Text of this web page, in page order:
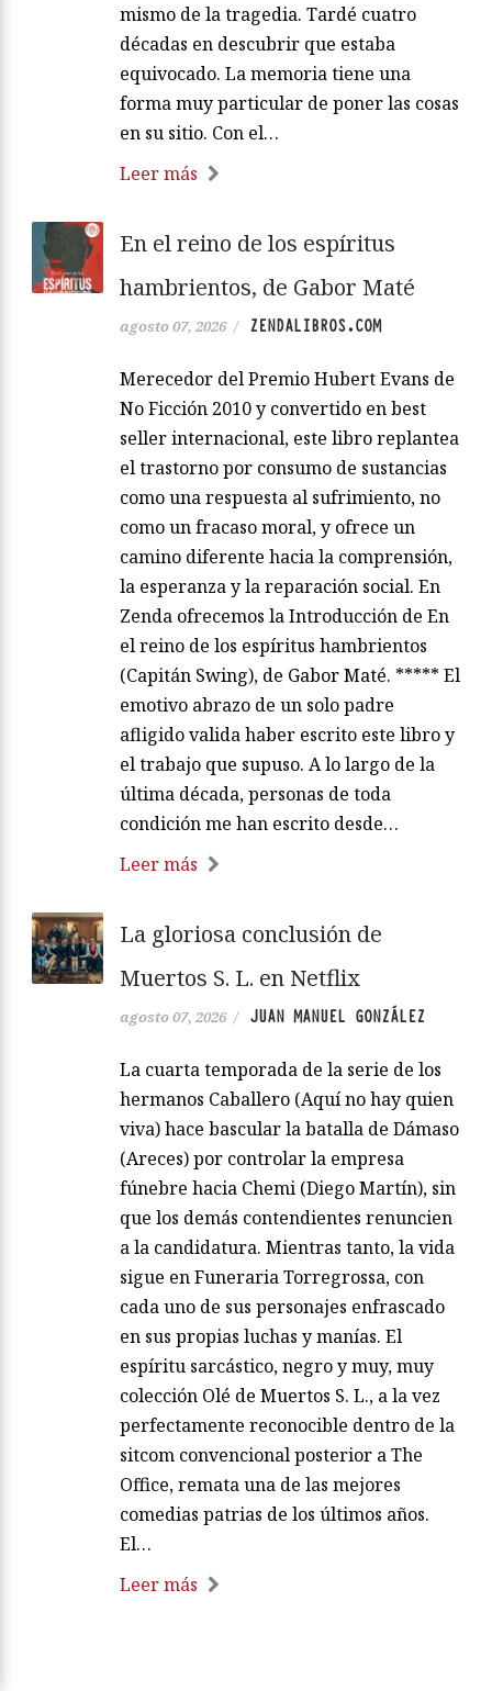
mismo de la tragedia. Tardé cuatro
décadas en descubrir que estaba
equivocado. La memoria tiene una
forma muy particular de poner las cosas
en su sitio. Con el…
Leer más
En el reino de los espíritus
hambrientos, de Gabor Maté
agosto 07, 2026 / ZENDALIBROS.COM
Merecedor del Premio Hubert Evans de
No Ficción 2010 y convertido en best
seller internacional, este libro replantea
el trastorno por consumo de sustancias
como una respuesta al sufrimiento, no
como un fracaso moral, y ofrece un
camino diferente hacia la comprensión,
la esperanza y la reparación social. En
Zenda ofrecemos la Introducción de En
el reino de los espíritus hambrientos
(Capitán Swing), de Gabor Maté. ***** El
emotivo abrazo de un solo padre
afligido valida haber escrito este libro y
el trabajo que supuso. A lo largo de la
última década, personas de toda
condición me han escrito desde…
Leer más
La gloriosa conclusión de
Muertos S. L. en Netflix
agosto 07, 2026 / JUAN MANUEL GONZÁLEZ
La cuarta temporada de la serie de los
hermanos Caballero (Aquí no hay quien
viva) hace bascular la batalla de Dámaso
(Areces) por controlar la empresa
fúnebre hacia Chemi (Diego Martín), sin
que los demás contendientes renuncien
a la candidatura. Mientras tanto, la vida
sigue en Funeraria Torregrossa, con
cada uno de sus personajes enfrascado
en sus propias luchas y manías. El
espíritu sarcástico, negro y muy, muy
colección Olé de Muertos S. L., a la vez
perfectamente reconocible dentro de la
sitcom convencional posterior a The
Office, remata una de las mejores
comedias patrias de los últimos años.
El…
Leer más